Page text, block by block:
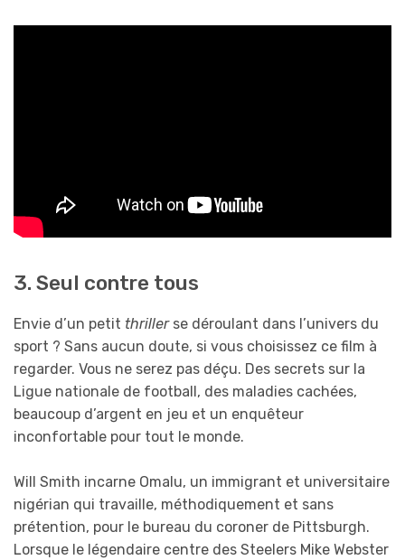
3. Seul contre tous
Envie d’un petit thrillerse déroulant dans l’univers du
sport ? Sans aucun doute, si vous choisissez ce film à
regarder. Vous ne serez pas déçu. Des secrets sur la
Ligue nationale de football, des maladies cachées,
beaucoup d’argent en jeu et un enquêteur
inconfortable pour tout le monde.
Will Smith incarne Omalu, un immigrant et universitaire
nigérian qui travaille, méthodiquement et sans
prétention, pour le bureau du coroner de Pittsburgh.
Lorsque le légendaire centre des Steelers Mike Webster